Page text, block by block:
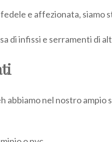
e affezionata,
di infissi e serramenti di
abbiamo nel nostro